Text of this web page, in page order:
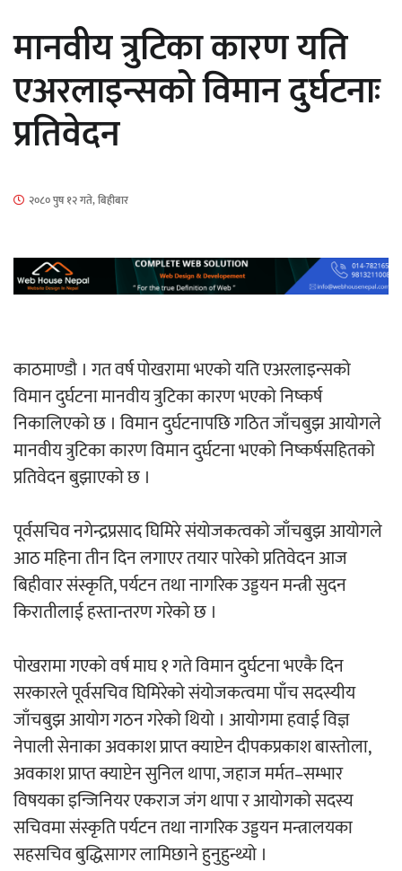
नेपालगञ्जमा पर्खाल भत्किँदा दुई मजदुरको मृत्यु
‘ईयुमा डट कम’ले बुधबारदेखि आफ्नो
औपचारिक सेवा सञ्चालनमा
हलमा छैन ‘गौँथली’को टिकट
‘आइतबारको अफिस’ को परिचर्चा सम्पन्न
अर्जुन चन्द्रको ‘संवेदनाका प्रतिध्वनि’
मानवीय त्रुटिका कारण यति
एअरलाइन्सको विमान दुर्घटनाः
प्रतिवेदन
२०८० पुष १२ गते, बिहीबार
काठमाण्डौ । गत वर्ष पोखरामा भएको यति एअरलाइन्सको
विमान दुर्घटना मानवीय त्रुटिका कारण भएको निष्कर्ष
निकालिएको छ । विमान दुर्घटनापछि गठित जाँचबुझ आयोगले
मानवीय त्रुटिका कारण विमान दुर्घटना भएको निष्कर्षसहितको
प्रतिवेदन बुझाएको छ ।
पूर्वसचिव नगेन्द्रप्रसाद घिमिरे संयोजकत्वको जाँचबुझ आयोगले
आठ महिना तीन दिन लगाएर तयार पारेको प्रतिवेदन आज
बिहीवार संस्कृति, पर्यटन तथा नागरिक उड्डयन मन्त्री सुदन
किरातीलाई हस्तान्तरण गरेको छ ।
पोखरामा गएको वर्ष माघ १ गते विमान दुर्घटना भएकै दिन
सरकारले पूर्वसचिव घिमिरेको संयोजकत्वमा पाँच सदस्यीय
जाँचबुझ आयोग गठन गरेको थियो । आयोगमा हवाई विज्ञ
नेपाली सेनाका अवकाश प्राप्त क्याप्टेन दीपकप्रकाश बास्तोला,
अवकाश प्राप्त क्याप्टेन सुनिल थापा, जहाज मर्मत–सम्भार
विषयका इन्जिनियर एकराज जंग थापा र आयोगको सदस्य
सचिवमा संस्कृति पर्यटन तथा नागरिक उड्डयन मन्त्रालयका
सहसचिव बुद्धिसागर लामिछाने हुनुहुन्थ्यो ।